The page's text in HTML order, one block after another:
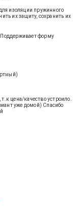
изоляции пружинного
их защиту, сохранить их
Поддерживает форму
цена/качество устроило.
уже домой) Спасибо